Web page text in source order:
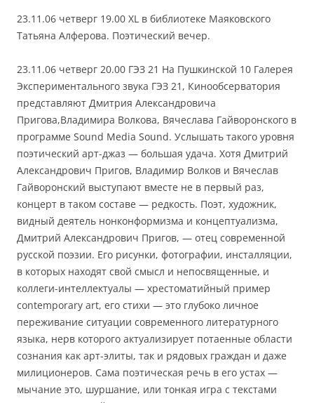
23.11.06 четверг 19.00 XL в библиотеке Маяковского
Татьяна Алферова. Поэтический вечер.
23.11.06 четверг 20.00 ГЭЗ 21 На Пушкинской 10 Галерея
Экспериментального звука ГЭЗ 21, Кинообсерватория
представляют Дмитрия Александровича
Пригова,Владимира Волкова, Вячеслава Гайворонского в
программе Sound Media Sound. Услышать такого уровня
поэтический арт-джаз — большая удача. Хотя Дмитрий
Александрович Пригов, Владимир Волков и Вячеслав
Гайворонский выступают вместе не в первый раз,
концерт в таком составе — редкость. Поэт, художник,
видный деятель нонконформизма и концептуализма,
Дмитрий Александрович Пригов, — отец современной
русской поэзии. Его рисунки, фотографии, инсталляции,
в которых находят свой смысл и непосвященные, и
коллеги-интеллектуалы — хрестоматийный пример
contemporary art, его стихи — это глубоко личное
переживание ситуации современного литературного
языка, нерв которого актуализирует потаенные области
сознания как арт-элиты, так и рядовых граждан и даже
милиционеров. Сама поэтическая речь в его устах —
мычание это, шуршание, или тонкая игра с текстами